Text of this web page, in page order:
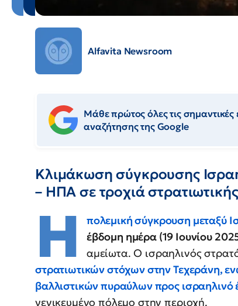
Alfavita Newsroom
Μάθε πρώτος όλες τις
αναζήτησης της Google
Κλιμάκωση σύγκρουσης
– ΗΠΑ σε τροχιά
Η πολεμική σύγκρουση μεταξύ
έβδομη ημέρα (19 Ιουνίου
αμείωτα. Ο ισραηλινός
στρατιωτικών στόχων στην Τεχεράνη,
βαλλιστικών πυραύλων προς ισραηλινό
γενικευμένο πόλεμο στην περιοχή.